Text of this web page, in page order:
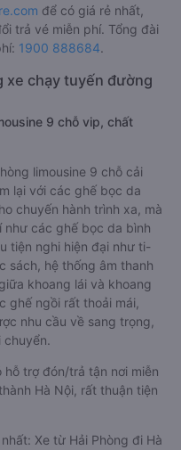
để có giá rẻ nhất,
trả vé miễn phí. Tổng đài
1900 888684.
xe chạy tuyến đường
9 chỗ vip, chất
limousine 9 chỗ cải
lại với các ghế bọc da
chuyến hành trình xa, mà
như các ghế bọc da bình
tiện nghi hiện đại như ti-
sách, hệ thống âm thanh
khoang lái và khoang
ghế ngồi rất thoải mái,
nhu cầu về sang trọng,
hỗ trợ đón/trả tận nơi miễn
Hà Nội, rất thuận tiện
Xe từ Hải Phòng đi Hà